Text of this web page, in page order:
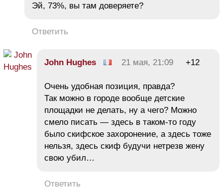
Эй, 73%, вы там доверяете?
Ответить
John Hughes 21 мая, 21:09 +12
Очень удобная позиция, правда?
Так можно в городе вообще детские
площадки не делать, ну а чего? Можно
смело писать — здесь в таком-то году
было скифское захоронение, а здесь тоже
нельзя, здесь скиф будучи нетрезв жену
свою убил…
Ответить